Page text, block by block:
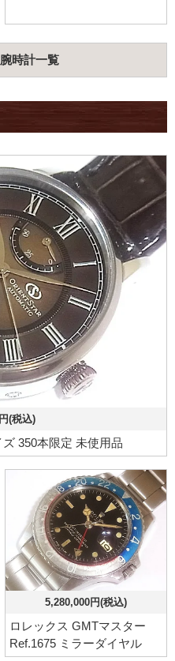
時計一覧
(税込)
350本限定 未使用品
5,280,000円(税込)
ロレックス GMTマスター
Ref.1675 ミラーダイヤル